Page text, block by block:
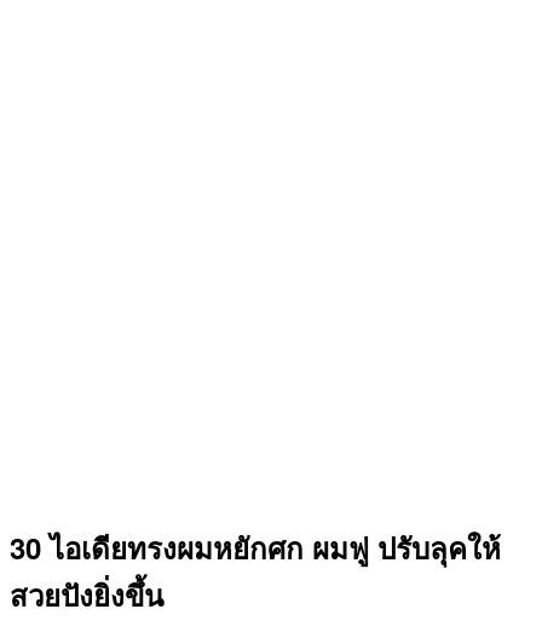
30 ไอเดียทรงผมหยักศก ผมฟู ปรับลุคให้
สวยปังยิ่งขึ้น